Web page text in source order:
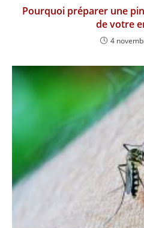
Pourquoi préparer une
de votre
4